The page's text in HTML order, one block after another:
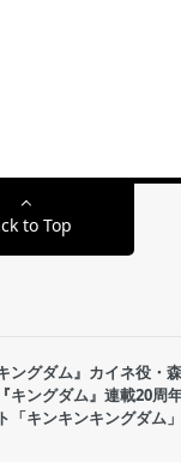
to Top
ングダム』カイネ役・
キングダム』連載20周
「キンキンキングダム